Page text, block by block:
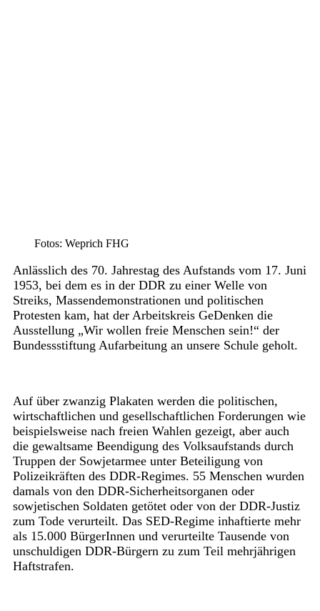
Fotos: Weprich FHG
Anlässlich des 70. Jahrestag des Aufstands vom 17. Juni
1953, bei dem es in der DDR zu einer Welle von
Streiks, Massendemonstrationen und politischen
Protesten kam, hat der Arbeitskreis GeDenken die
Ausstellung „Wir wollen freie Menschen sein!“ der
Bundessstiftung Aufarbeitung an unsere Schule geholt.
Auf über zwanzig Plakaten werden die politischen,
wirtschaftlichen und gesellschaftlichen Forderungen wie
beispielsweise nach freien Wahlen gezeigt, aber auch
die gewaltsame Beendigung des Volksaufstands durch
Truppen der Sowjetarmee unter Beteiligung von
Polizeikräften des DDR-Regimes. 55 Menschen wurden
damals von den DDR-Sicherheitsorganen oder
sowjetischen Soldaten getötet oder von der DDR-Justiz
zum Tode verurteilt. Das SED-Regime inhaftierte mehr
als 15.000 BürgerInnen und verurteilte Tausende von
unschuldigen DDR-Bürgern zu zum Teil mehrjährigen
Haftstrafen.